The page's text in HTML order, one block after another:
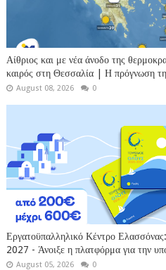
Αίθριος και με νέα άνοδο της
καιρός στη Θεσσαλία | Η πρόγνωση
August 08, 2026 0
Εργατοϋπαλληλικό Κέντρο
2027 - Άνοιξε η πλατφόρμα για την
August 05, 2026 0